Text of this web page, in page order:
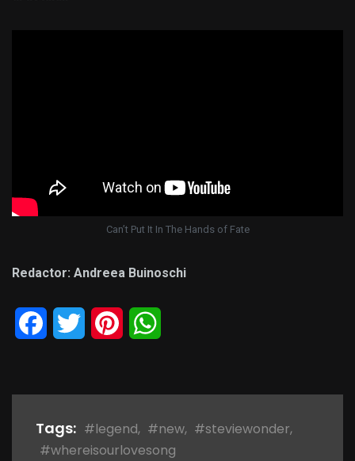
Can’t Put It In The Hands of Fate
Redactor: Andreea Buinoschi
Facebook
Twitter Pinterest
Tags: #legend, #new, #steviewonder,
#whereisourlovesong